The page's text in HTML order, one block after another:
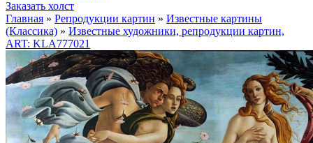
Заказать холст
Главная » Репродукции картин » Известные картины
(Классика) » Известные художники, репродукции картин,
ART: KLA777021